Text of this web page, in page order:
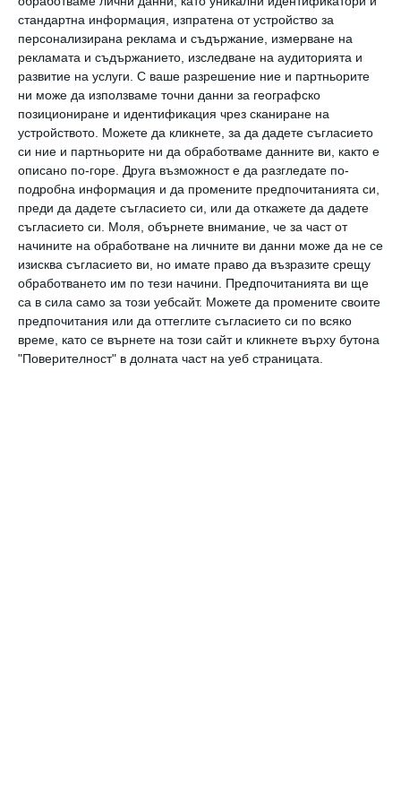
стандартна информация, изпратена от устройство за
персонализирана реклама и съдържание, измерване на
рекламата и съдържанието, изследване на аудиторията и
развитие на услуги. С ваше разрешение ние и партньорите
ни може да използваме точни данни за географско
позициониране и идентификация чрез сканиране на
устройството. Можете да кликнете, за да дадете съгласието
си ние и партньорите ни да обработваме данните ви, както е
описано по-горе. Друга възможност е да разгледате по-
подробна информация и да промените предпочитанията си,
преди да дадете съгласието си, или да откажете да дадете
съгласието си.
Моля, обърнете внимание, че за част от
начините на обработване на личните ви данни може да не се
изисква съгласието ви, но имате право да възразите срещу
обработването им по тези начини. Предпочитанията ви ще
са в сила само за този уебсайт. Можете да промените своите
предпочитания или да оттеглите съгласието си по всяко
време, като се върнете на този сайт и кликнете върху бутона
"Поверителност" в долната част на уеб страницата.
изпробват нови неща и постоянно се
стремят да разширяват хоризонта си.
Обикновено са си самодостатъчни и нямат
проблем да се хранят в ресторант, да
пътуват в чужда страна или да
практикуват спорт без чужда компания.
Непрестанно преоткриват зоната си на
комфорт и им харесва да събират нови
преживявания.
4. Вземат си почивки
Хората със силен характер усещат кога
имат нужда от почивка и не се свенят да си я